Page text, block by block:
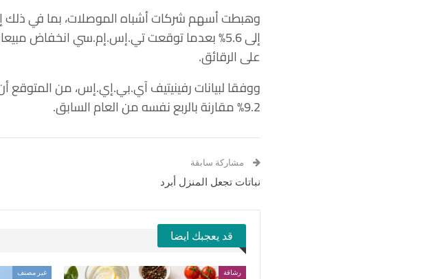
على الرقائق.‏
9.2% مقارنة بالربع نفسه من العام ‏السابق.‏
مشاركة سابقة
نباتات تجعل المنزل أبرد
قد يعجبك ايضا
رشاقة غير مصنف